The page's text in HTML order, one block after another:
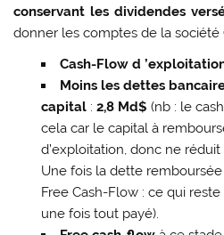
conservant les dividendes
donner les comptes de la société
Cash-Flow d ’
Moins les dettes
capital: 2,8 Md$ (nb : le
cela car le capital à
d’exploitation, donc ne
Une fois la dette
Free Cash-Flow : ce qui
une fois tout payé).